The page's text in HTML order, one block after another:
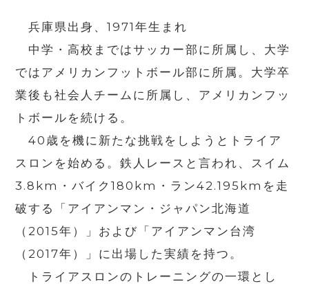
兵庫県出身、1971年生まれ
中学・高校まではサッカー部に所属し、大学
ではアメリカンフットボール部に所属。大学卒
業後も社会人チームに所属し、アメリカンフッ
トボールを続ける。
40歳を機に新たな挑戦をしようとトライア
スロンを始める。鉄人レースと言われ、スイム
3.8km ・バイク180km ・ラン42.195km を走
破する「アイアンマン・ジャパン北海道
（ 2015年）」および「アイアンマン台湾
（ 2017年）」に出場した実績を持つ。
トライアスロンのトレーニングの一環とし